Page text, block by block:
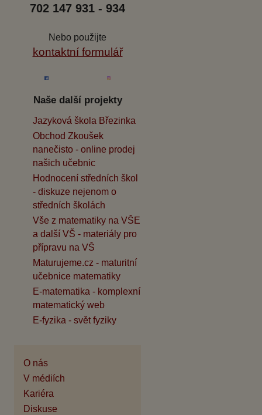
702 147 931 - 934
Nebo použijte
kontaktní formulář
Naše další projekty
Jazyková škola Březinka
Obchod Zkoušek
nanečisto - online prodej
našich učebnic
Hodnocení středních škol
- diskuze nejenom o
středních školách
Vše z matematiky na VŠE
a další VŠ - materiály pro
přípravu na VŠ
Maturujeme.cz - maturitní
učebnice matematiky
E-matematika - komplexní
matematický web
E-fyzika - svět fyziky
O nás
V médiích
Kariéra
Diskuse